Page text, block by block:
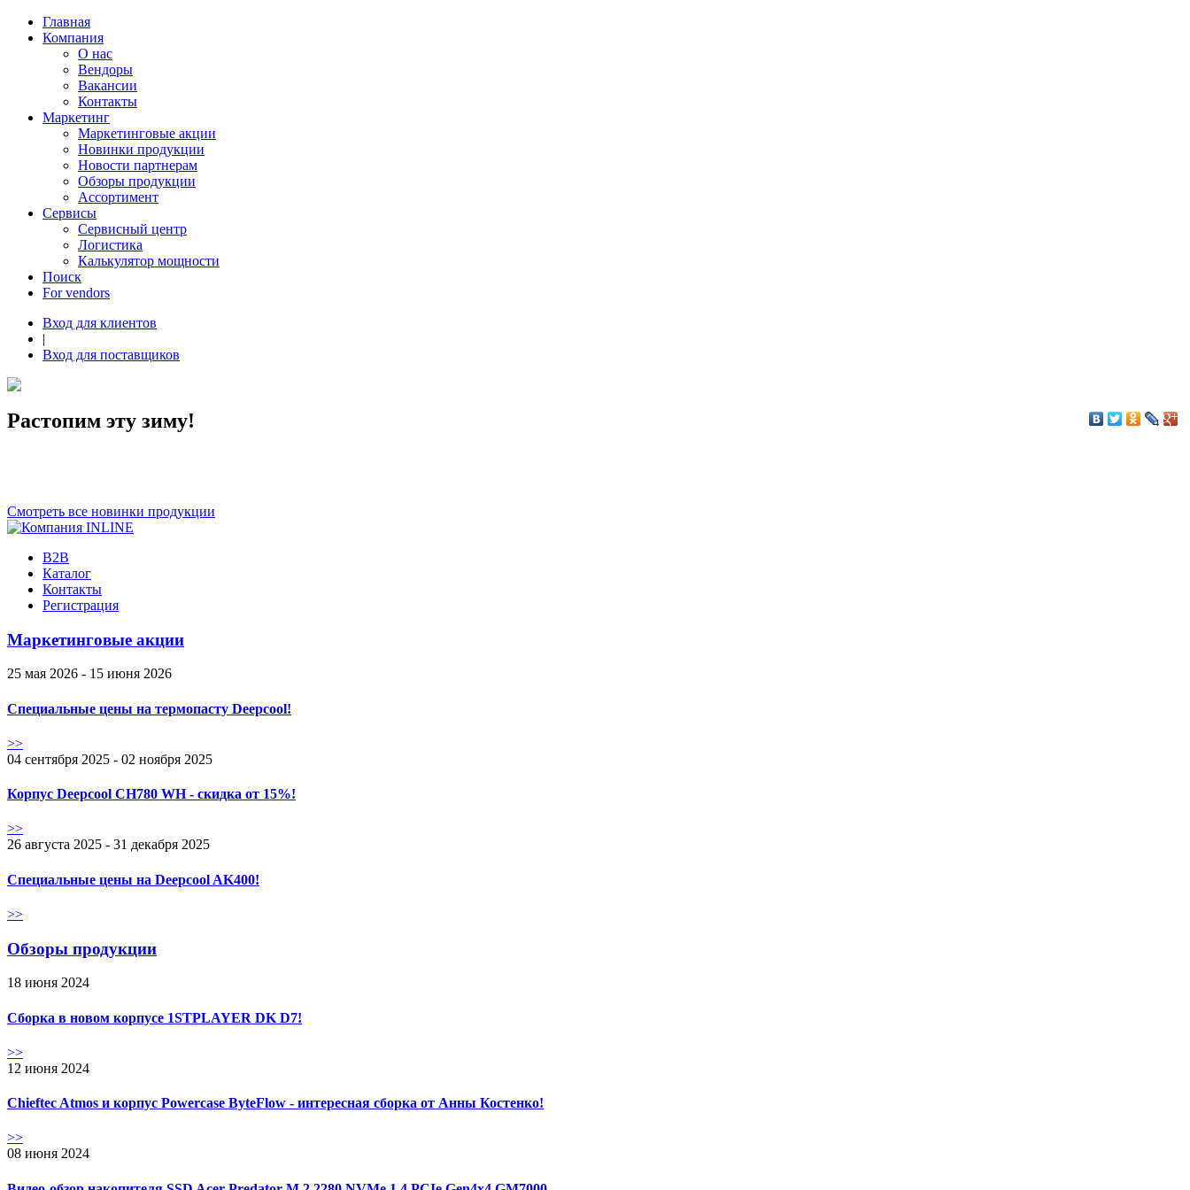
Главная
Компания
О нас
Вендоры
Вакансии
Контакты
Маркетинг
Маркетинговые акции
Новинки продукции
Новости партнерам
Обзоры продукции
Ассортимент
Сервисы
Сервисный центр
Логистика
Калькулятор мощности
Поиск
For vendors
Вход для клиентов
|
Вход для поставщиков
Растопим эту зиму!
Смотреть все новинки продукции
B2B
Каталог
Контакты
Регистрация
Маркетинговые акции
25 мая 2026 - 15 июня 2026
Специальные цены на термопасту Deepcool!
>>
04 сентября 2025 - 02 ноября 2025
Корпус Deepcool CH780 WH - скидка от 15%!
>>
26 августа 2025 - 31 декабря 2025
Специальные цены на Deepcool AK400!
>>
Обзоры продукции
18 июня 2024
Сборка в новом корпусе 1STPLAYER DK D7!
>>
12 июня 2024
Chieftec Atmos и корпус Powercase ByteFlow - интересная сборка от Анны Костенко!
>>
08 июня 2024